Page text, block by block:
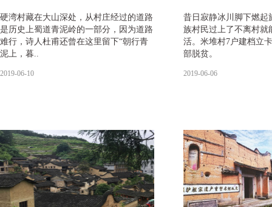
硬湾村藏在大山深处，从村庄经过的道路
是历史上蜀道青泥岭的一部分，因为道路
难行，诗人杜甫还曾在这里留下“朝行青
泥上，暮..
2019-06-10
昔日寂静冰川脚下燃起
族村民过上了不离村就
活。米堆村7户建档立
部脱贫。
2019-06-06